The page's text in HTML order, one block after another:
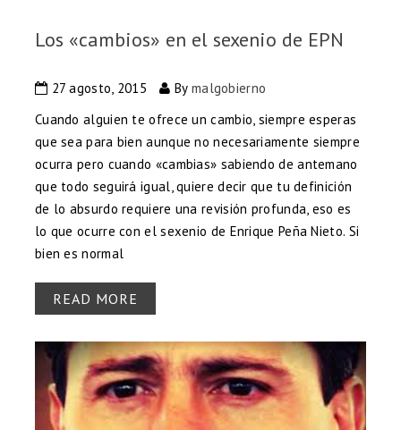
Los «cambios» en el sexenio de EPN
27 agosto, 2015 By malgobierno
Cuando alguien te ofrece un cambio, siempre esperas
que sea para bien aunque no necesariamente siempre
ocurra pero cuando «cambias» sabiendo de antemano
que todo seguirá igual, quiere decir que tu definición
de lo absurdo requiere una revisión profunda, eso es
lo que ocurre con el sexenio de Enrique Peña Nieto. Si
bien es normal
READ MORE